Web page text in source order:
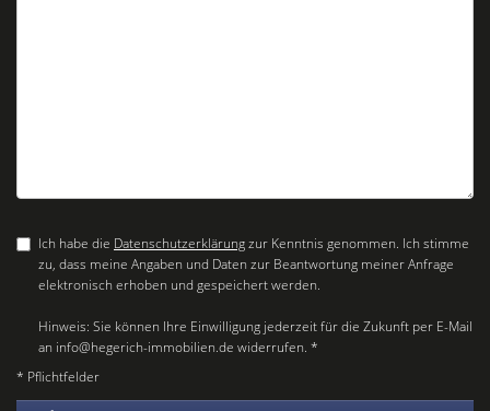
Ich habe die Datenschutzerklärungzur Kenntnis genommen. Ich stimme
zu, dass meine Angaben und Daten zur Beantwortung meiner Anfrage
elektronisch erhoben und gespeichert werden.
Hinweis: Sie können Ihre Einwilligung jederzeit für die Zukunft per E-Mail
an info@hegerich-immobilien.de widerrufen. *
* Pflichtfelder